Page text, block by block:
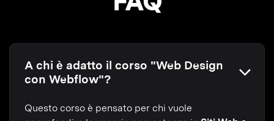
A chi è adatto il corso "Web Design
con Webflow"?
Questo corso è pensato per chi vuole